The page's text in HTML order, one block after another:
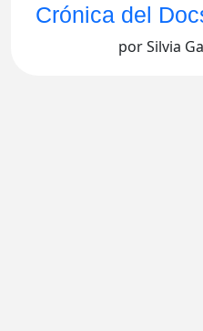
Crónica del
por Silvia